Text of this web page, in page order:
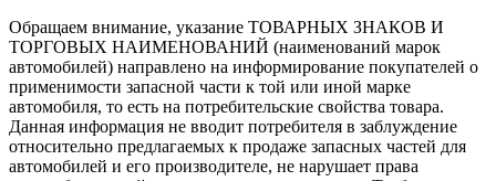
Обращаем внимание, указание ТОВАРНЫХ ЗНАКОВ И
ТОРГОВЫХ НАИМЕНОВАНИЙ (наименований марок
автомобилей) направлено на информирование покупателей о
применимости запасной части к той или иной марке
автомобиля, то есть на потребительские свойства товара.
Данная информация не вводит потребителя в заблуждение
относительно предлагаемых к продаже запасных частей для
автомобилей и его производителе, не нарушает права